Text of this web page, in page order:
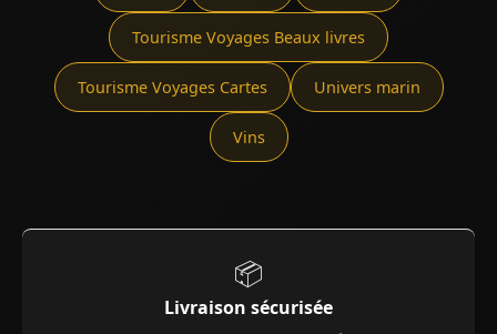
Tourisme Voyages Beaux livres
Tourisme Voyages Cartes Univers marin
Vins
📦
Livraison sécurisée